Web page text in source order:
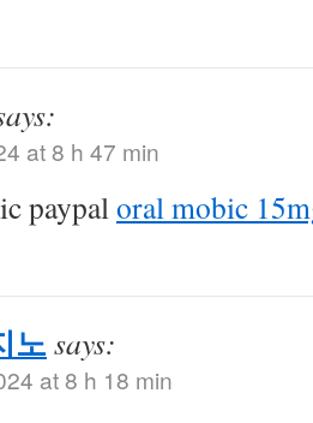
at 8 h 47 min
paypal oral mobic
노says:
at 8 h 18 min